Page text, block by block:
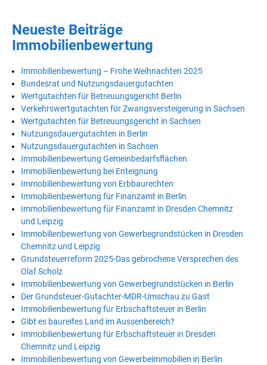
Neueste Beiträge
Immobilienbewertung
Immobilienbewertung – Frohe Weihnachten 2025
Bundesrat und Nutzungsdauergutachten
Wertgutachten für Betreuungsgericht Berlin
Verkehrswertgutachten für Zwangsversteigerung in Sachsen
Wertgutachten für Betreuungsgericht in Sachsen
Nutzungsdauergutachten in Berlin
Nutzungsdauergutachten in Sachsen
Immobilienbewertung Gemeinbedarfsflächen
Immobilienbewertung bei Enteignung
Immobilienbewertung von Erbbaurechten
Immobilienbewertung für Finanzamt in Berlin
Immobilienbewertung für Finanzamt in Dresden Chemnitz
und Leipzig
Immobilienbewertung von Gewerbegrundstücken in Dresden
Chemnitz und Leipzig
Grundsteuerreform 2025-Das gebrochene Versprechen des
Olaf Scholz
Immobilienbewertung von Gewerbegrundstücken in Berlin
Der Grundsteuer-Gutachter-MDR-Umschau zu Gast
Immobilienbewertung für Erbschaftsteuer in Berlin
Gibt es baureifes Land im Aussenbereich?
Immobilienbewertung für Erbschaftsteuer in Dresden
Chemnitz und Leipzig
Immobilienbewertung von Gewerbeimmobilien in Berlin